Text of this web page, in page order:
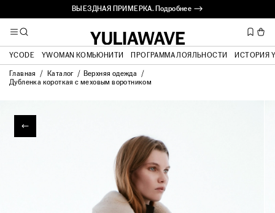
ВЫЕЗДНАЯ ПРИМЕРКА. Подробнее ⟶
YCODE YWOMAN КОМЬЮНИТИ ПРОГРАММА ЛОЯЛЬНОСТИ ИСТОРИЯ
Главная Каталог
Верхняя одежда
Дубленка короткая с меховым воротником